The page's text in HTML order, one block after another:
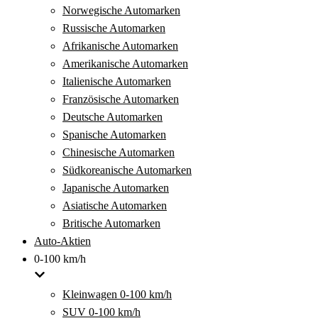
Norwegische Automarken
Russische Automarken
Afrikanische Automarken
Amerikanische Automarken
Italienische Automarken
Französische Automarken
Deutsche Automarken
Spanische Automarken
Chinesische Automarken
Südkoreanische Automarken
Japanische Automarken
Asiatische Automarken
Britische Automarken
Auto-Aktien
0-100 km/h
Kleinwagen 0-100 km/h
SUV 0-100 km/h